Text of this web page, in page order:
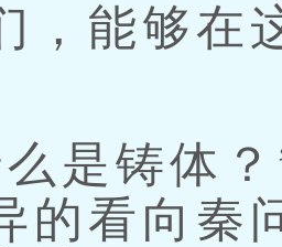
能够在这
铸体？
的看向秦